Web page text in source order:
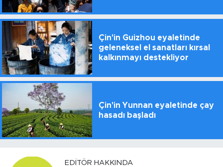
Çin'in Guizhou eyaletinde
geleneksel el sanatları kırsal
kalkınmayı destekliyor
Çin'in Yunnan eyaletinde çay
hasadı başladı
EDITÖR HAKKINDA